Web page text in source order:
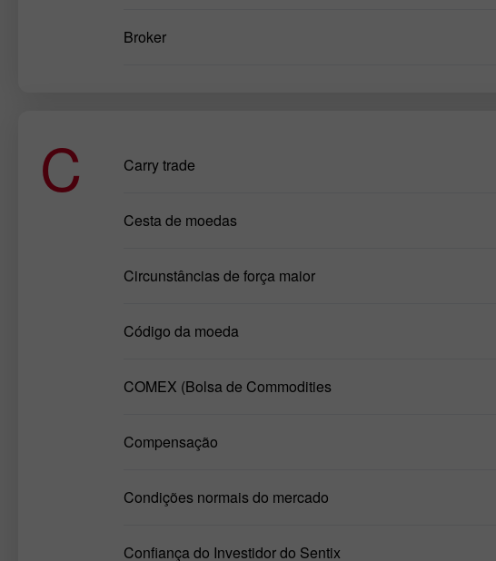
Broker
C Carry trade
Cesta de moedas
Circunstâncias de força maior
Código da moeda
COMEX (Bolsa de Commodities
Compensação
Condições normais do mercado
Confiança do Investidor do Sentix
Abrir